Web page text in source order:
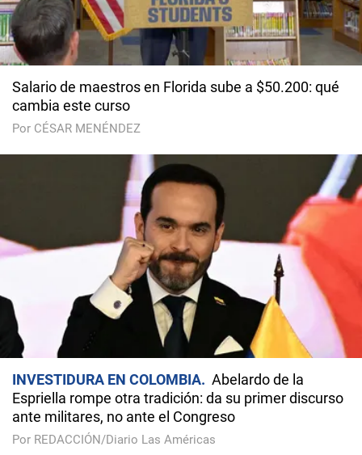
Salario de maestros en Florida sube a $50.200: qué
cambia este curso
Por CÉSAR MENÉNDEZ
INVESTIDURA EN COLOMBIA
Abelardo de la
Espriella rompe otra tradición: da su primer discurso
ante militares, no ante el Congreso
Por REDACCIÓN/Diario Las Américas